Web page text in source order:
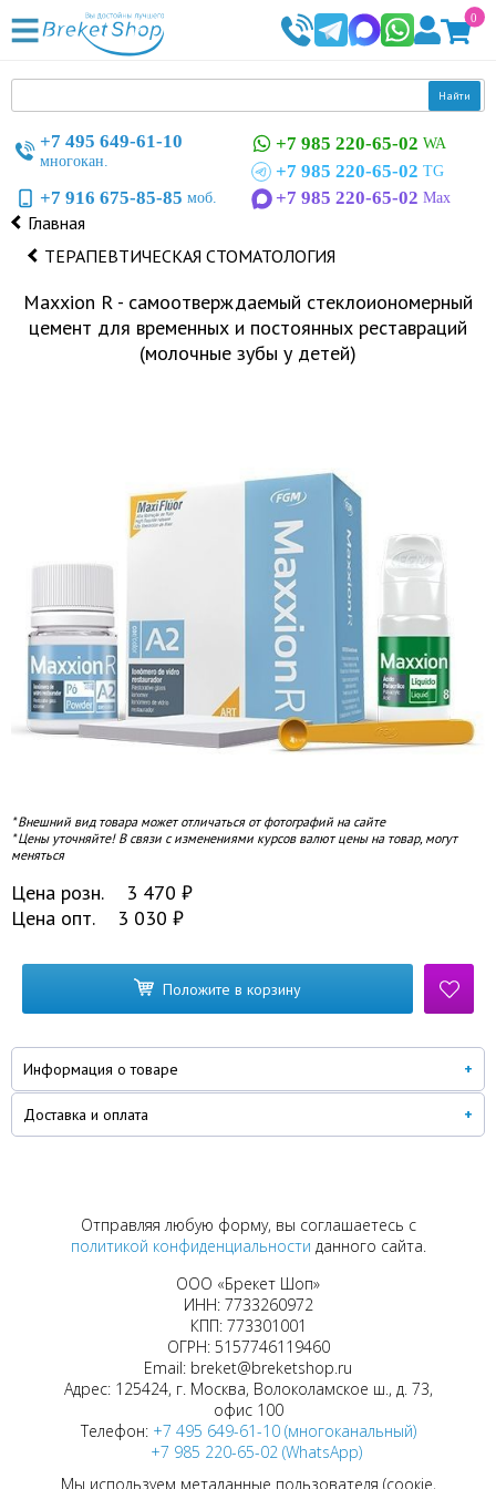
0
Найти
+7 495 649-61-10
многокан.
+7 916 675-85-85 моб.
+7 985 220-65-02 WA
+7 985 220-65-02 TG
+7 985 220-65-02 Max
Главная
ТЕРАПЕВТИЧЕСКАЯ СТОМАТОЛОГИЯ
Maxxion R - самоотверждаемый стеклоиономерный
цемент для временных и постоянных реставраций
(молочные зубы у детей)
* Внешний вид товара может отличаться от фотографий на сайте
* Цены уточняйте! В связи с изменениями курсов валют цены на товар, могут
меняться
Цена розн. 3 470 ₽
Цена опт.
3 030 ₽
Положите в корзину
Информация о товаре
Доставка и оплата
Отправляя любую форму, вы соглашаетесь с
политикой конфиденциальности данного сайта.
ООО «Брекет Шоп»
ИНН: 7733260972
КПП: 773301001
ОГРН: 5157746119460
Email: breket@breketshop.ru
Адрес: 125424, г. Москва, Волоколамское ш., д. 73,
офис 100
Телефон: +7 495 649-61-10 (многоканальный)
+7 985 220-65-02 (WhatsApp)
Мы используем метаданные пользователя (соокіе,